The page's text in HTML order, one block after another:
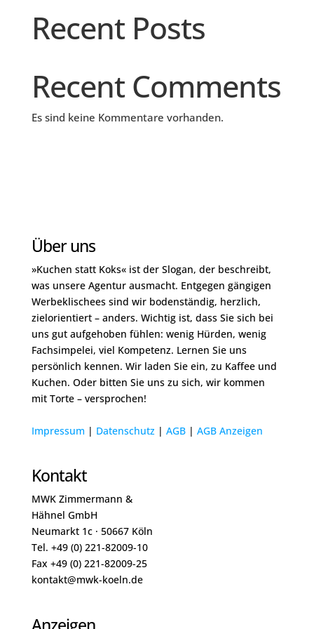
Recent Posts
Recent Comments
Es sind keine Kommentare vorhanden.
Über uns
»Kuchen statt Koks« ist der Slogan, der beschreibt,
was unsere Agentur ausmacht. Entgegen gängigen
Werbeklischees sind wir bodenständig, herzlich,
zielorientiert – anders. Wichtig ist, dass Sie sich bei
uns gut aufgehoben fühlen: wenig Hürden, wenig
Fachsimpelei, viel Kompetenz. Lernen Sie uns
persönlich kennen. Wir laden Sie ein, zu Kaffee und
Kuchen. Oder bitten Sie uns zu sich, wir kommen
mit Torte – versprochen!
Impressum | Datenschutz| AGB| AGB Anzeigen
Kontakt
MWK Zimmermann &
Hähnel GmbH
Neumarkt 1c · 50667 Köln
Tel. +49 (0) 221-82009-10
Fax +49 (0) 221-82009-25
kontakt@mwk-koeln.de
Anzeigen